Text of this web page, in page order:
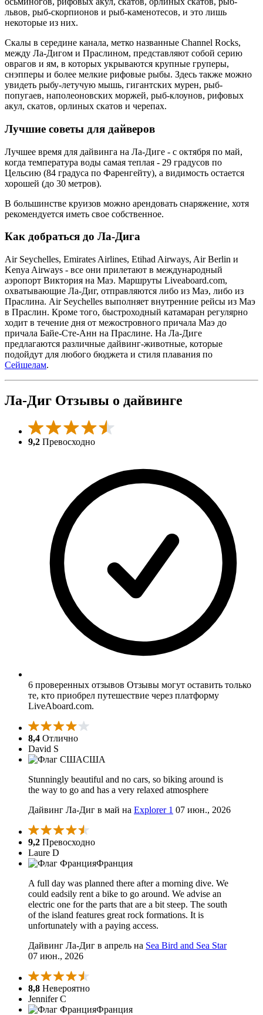
львов, рыб-скорпионов и рыб-каменотесов, и это лишь
некоторые из них.
Скалы в середине канала, метко названные Channel Rocks,
между Ла-Дигом и Праслином, представляют собой серию
оврагов и ям, в которых укрываются крупные груперы,
снэпперы и более мелкие рифовые рыбы. Здесь также можно
увидеть рыбу-летучую мышь, гигантских мурен, рыб-
попугаев, наполеоновских моржей, рыб-клоунов, рифовых
акул, скатов, орлиных скатов и черепах.
Лучшие советы для дайверов
Лучшее время для дайвинга на Ла-Диге - с октября по май,
когда температура воды самая теплая - 29 градусов по
Цельсию (84 градуса по Фаренгейту), а видимость остается
хорошей (до 30 метров).
В большинстве круизов можно арендовать снаряжение, хотя
рекомендуется иметь свое собственное.
Как добраться до Ла-Дига
Air Seychelles, Emirates Airlines, Etihad Airways, Air Berlin и
Kenya Airways - все они прилетают в международный
аэропорт Виктория на Маэ. Маршруты Liveaboard.com,
охватывающие Ла-Диг, отправляются либо из Маэ, либо из
Праслина. Air Seychelles выполняет внутренние рейсы из Маэ
в Праслин. Кроме того, быстроходный катамаран регулярно
ходит в течение дня от межостровного причала Маэ до
причала Байе-Сте-Анн на Праслине. На Ла-Диге
предлагаются различные дайвинг-животные, которые
подойдут для любого бюджета и стиля плавания по
Сейшелам.
Ла-Диг Отзывы о дайвинге
9,2 Превосходно
6 проверенных отзывов Отзывы могут оставить только
те, кто приобрел путешествие через платформу
LiveAboard.com.
8,4 Отлично
David S
США
Stunningly beautiful and no cars, so biking around is
the way to go and has a very relaxed atmosphere
Дайвинг Ла-Диг в май на Explorer 1 07 июн., 2026
9,2 Превосходно
Laure D
Франция
A full day was planned there after a morning dive. We
could eadsily rent a bike to go around. We advise an
electric one for the parts that are a bit steep. The south
of the island features great rock formations. It is
unfortunately with a paying access.
Дайвинг Ла-Диг в апрель на Sea Bird and Sea Star
07 июн., 2026
8,8 Невероятно
Jennifer C
Франция